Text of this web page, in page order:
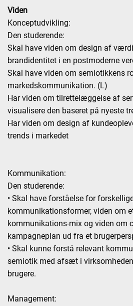
Viden
Konceptudvikling:
Den studerende:
Skal have viden om design af
brandidentitet i en postmoderne
Skal have viden om semiotikkens
markedskommunikation. (L)
Har viden om tilrettelæggelse af
visualisere den baseret på nyeste
Har viden om design af
trends i markedet
Kommunikation:
Den studerende:
• Skal have forståelse for
kommunikationsformer, viden om
kommunikations-mix og viden om
kampagneplan ud fra et
• Skal kunne forstå relevant
semiotik med afsæt i
brugere.
Management: